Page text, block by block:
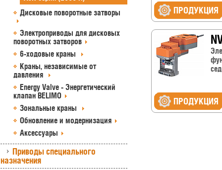
Дисковые поворотные затворы
Электроприводы для дисковых
поворотных затворов
6-ходовые краны
Краны, независимые от
давления
Energy Valve - Энергетический
клапан BELIMO
Зональные краны
Обновление и модернизация
Аксессуары
Приводы специального
назначения
ПРОДУКЦИЯ
ПРОДУКЦИЯ